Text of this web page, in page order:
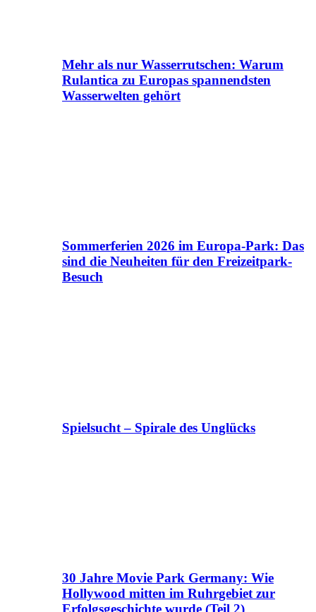
Mehr als nur Wasserrutschen: Warum
Rulantica zu Europas spannendsten
Wasserwelten gehört
Sommerferien 2026 im Europa-Park: Das
sind die Neuheiten für den Freizeitpark-
Besuch
Spielsucht – Spirale des Unglücks
30 Jahre Movie Park Germany: Wie
Hollywood mitten im Ruhrgebiet zur
Erfolgsgeschichte wurde (Teil 2)